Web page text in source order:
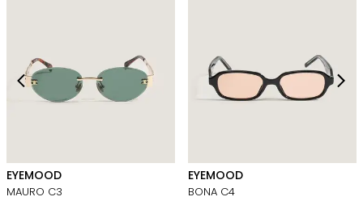
EYEMOOD
MAURO C3
EYEMOOD
BONA C4